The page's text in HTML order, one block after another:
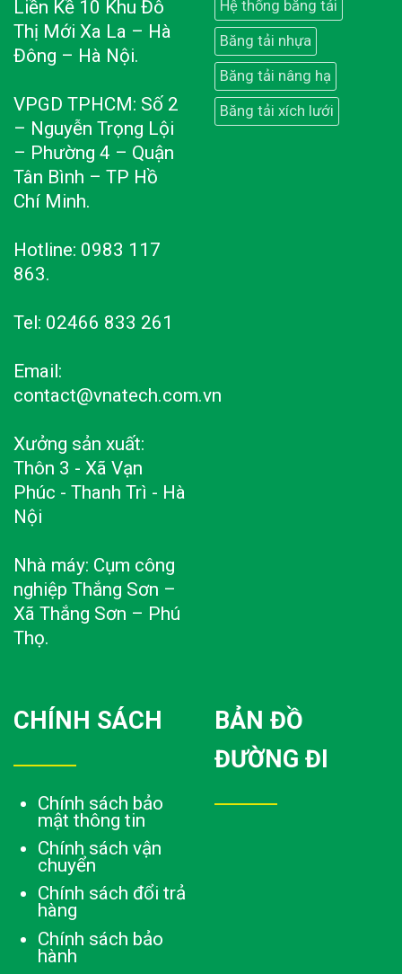
Liền Kề 10 Khu Đô
Thị Mới Xa La – Hà
Đông – Hà Nội.
VPGD TPHCM: Số 2
– Nguyễn Trọng Lội
– Phường 4 – Quận
Tân Bình – TP Hồ
Chí Minh.
Hotline: 0983 117
863.
Tel: 02466 833 261
Email:
contact@vnatech.com.vn
Xưởng sản xuất:
Thôn 3 - Xã Vạn
Phúc - Thanh Trì - Hà
Nội
Nhà máy: Cụm công
nghiệp Thắng Sơn –
Xã Thắng Sơn – Phú
Thọ.
Hệ thống băng tải
Băng tải nhựa
Băng tải nâng hạ
Băng tải xích lưới
CHÍNH SÁCH
Chính sách bảo
mật thông tin
Chính sách vận
chuyển
Chính sách đổi trả
hàng
Chính sách bảo
hành
BẢN ĐỒ
ĐƯỜNG ĐI